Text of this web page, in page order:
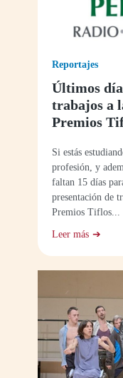
Reportajes
Últimos
trabajos a
Premios
Si estás
profesión, y
faltan 15 días
presentación de
Premios Tiflos...
Leer más